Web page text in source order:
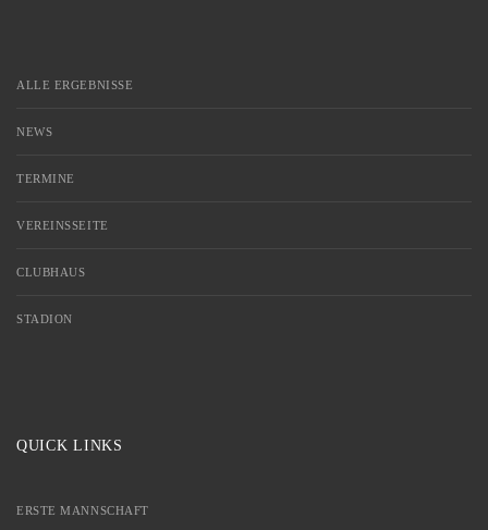
ALLE ERGEBNISSE
NEWS
TERMINE
VEREINSSEITE
CLUBHAUS
STADION
QUICK LINKS
ERSTE MANNSCHAFT